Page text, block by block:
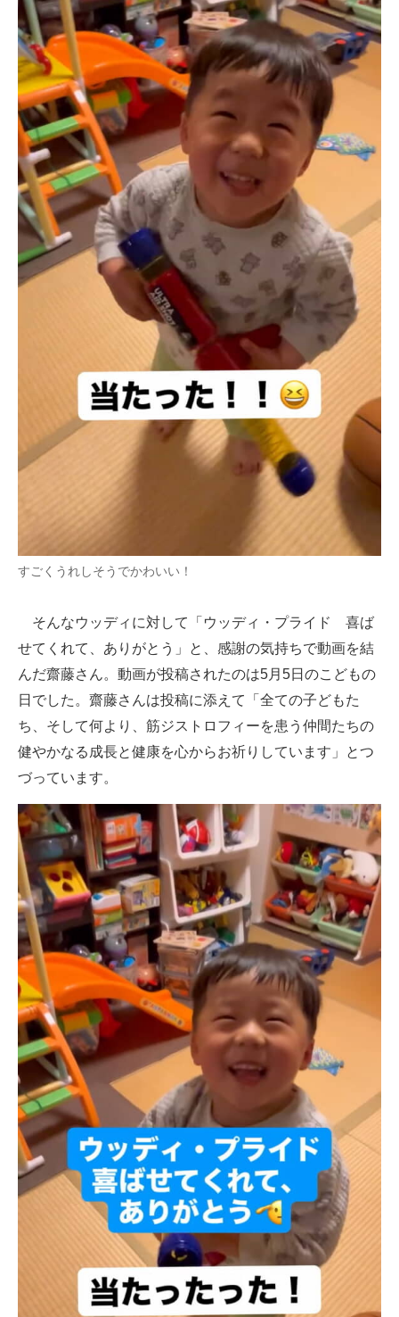
すごくうれしそうでかわいい！
そんなウッディに対して「ウッディ・プライド 喜ば
せてくれて、ありがとう」と、感謝の気持ちで動画を結
んだ齋藤さん。動画が投稿されたのは5月5日のこどもの
日でした。齋藤さんは投稿に添えて「全ての子どもた
ち、そして何より、筋ジストロフィーを患う仲間たちの
健やかなる成長と健康を心からお祈りしています」とつ
づっています。